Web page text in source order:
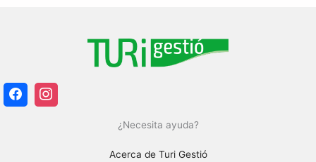
¿Necesita ayuda?
Acerca de Turi Gestió